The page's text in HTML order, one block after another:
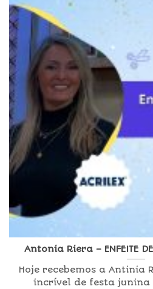
Antonia Riera – ENFEITE DE
Hoje recebemos a Antinia
incrível de festa junina